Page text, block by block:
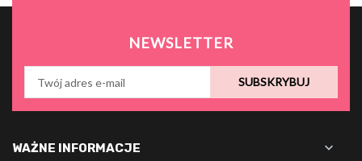
NEWSLETTER
SUBSKRYBUJ
WAŻNE INFORMACJE 